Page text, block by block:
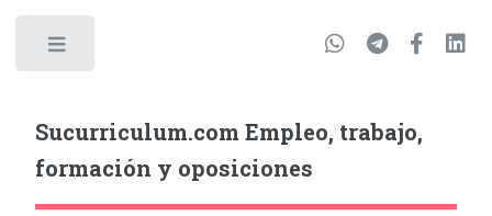
Sucurriculum.com Empleo, trabajo,
formación y oposiciones